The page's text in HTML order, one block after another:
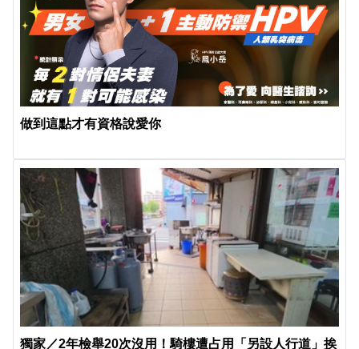
做到這點才有資格說愛你
獨家／2年檢舉20次沒用！騎樓遭占用「另設人行道」挨